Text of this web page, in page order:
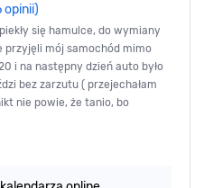
opinii)
się hamulce, do wymiany
przyjęli mój samochód mimo
i na następny dzień auto było
bez zarzutu ( przejechałam
nie powie, że tanio, bo